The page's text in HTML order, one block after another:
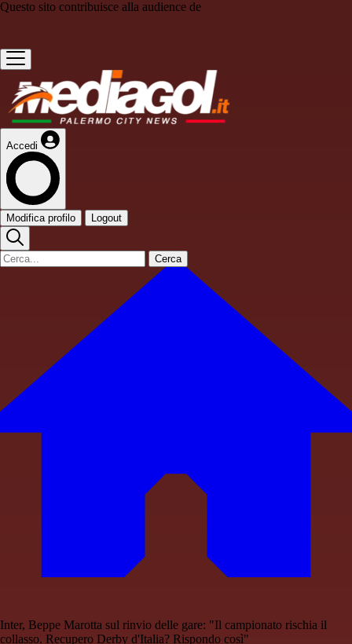
Questo sito contribuisce alla audience de
Accedi
Modifica profilo Logout
Cerca
Inter, Beppe Marotta sul rinvio delle gare: "Il campionato rischia il
collasso. Recupero Derby d'Italia? Rispondo così"